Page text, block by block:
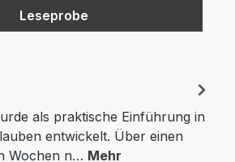
Leseprobe
als praktische Einführung in
entwickelt. Über einen
Wochen n… Mehr